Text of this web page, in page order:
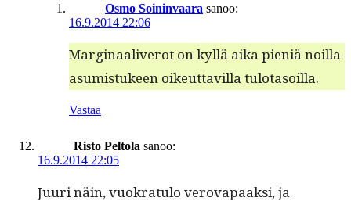
Osmo Soininvaara sanoo:
16.9.2014 22:06
Mar­gin­aaliv­erot on kyl­lä aika pieniä noil­la
asum­is­tu­keen oikeut­tavil­la tulotasoilla.
Vastaa
Risto Peltola sanoo:
16.9.2014 22:05
Juuri näin, vuokrat­u­lo verova­paak­si, ja